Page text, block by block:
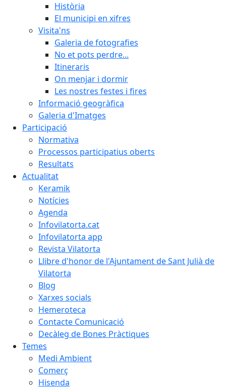
Història
El municipi en xifres
Visita'ns
Galeria de fotografies
No et pots perdre...
Itineraris
On menjar i dormir
Les nostres festes i fires
Informació geogràfica
Galeria d'Imatges
Participació
Normativa
Processos participatius oberts
Resultats
Actualitat
Keramik
Notícies
Agenda
Infovilatorta.cat
Infovilatorta app
Revista Vilatorta
Llibre d'honor de l'Ajuntament de Sant Julià de
Vilatorta
Blog
Xarxes socials
Hemeroteca
Contacte Comunicació
Decàleg de Bones Pràctiques
Temes
Medi Ambient
Comerç
Hisenda